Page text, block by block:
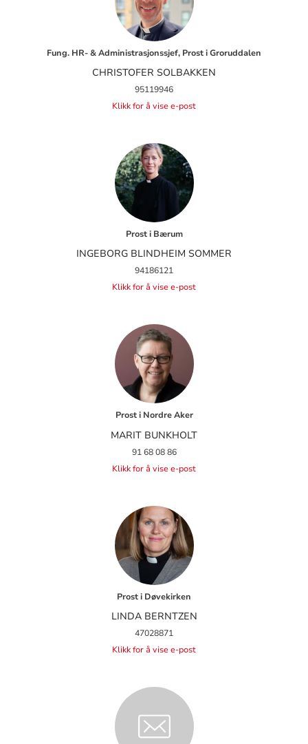
Fung. HR- & Administrasjonssjef, Prost i Groruddalen
CHRISTOFER SOLBAKKEN
95119946
Klikk for å vise e-post
Prost i Bærum
INGEBORG BLINDHEIM SOMMER
94186121
Klikk for å vise e-post
Prost i Nordre Aker
MARIT BUNKHOLT
91 68 08 86
Klikk for å vise e-post
Prost i Døvekirken
LINDA BERNTZEN
47028871
Klikk for å vise e-post